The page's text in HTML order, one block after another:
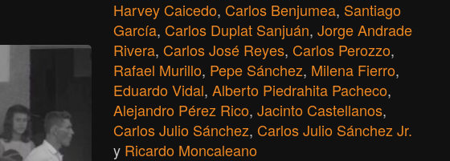
Harvey Caicedo, Carlos Benjumea, Santiago
García, Carlos Duplat Sanjuán, Jorge Andrade
Rivera, Carlos José Reyes, Carlos Perozzo,
Rafael Murillo, Pepe Sánchez, Milena Fierro,
Eduardo Vidal, Alberto Piedrahita Pacheco,
Alejandro Pérez Rico, Jacinto Castellanos,
Carlos Julio Sánchez, Carlos Julio Sánchez Jr.
y Ricardo Moncaleano